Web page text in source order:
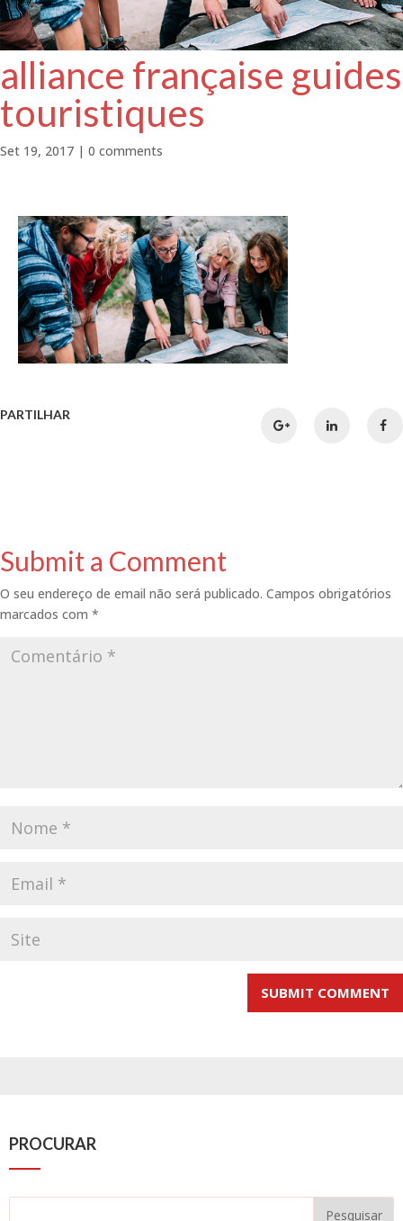
alliance française guides
touristiques
Set 19, 2017 | 0 comments
PARTILHAR
Submit a Comment
O seu endereço de email não será publicado. Campos obrigatórios
marcados com *
PROCURAR